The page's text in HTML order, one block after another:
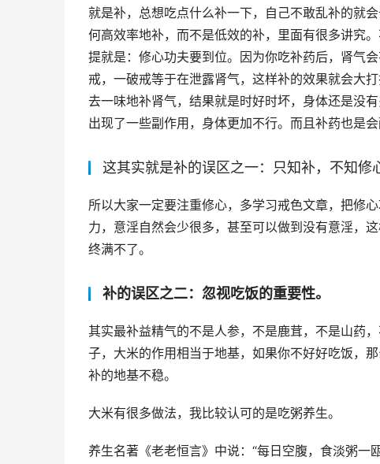
就是补，总想吃点什么补一下，自己不敢乱补的就
何高效率地补，而不是低效的补，里面有很多讲究
提就是：修心功夫要到位。因为你吃补药后，肾气
戒，一破戒等于在泄露肾气，这样补的效果就会大
去一味地补肾气，结果就是时好时坏，身体还是没
出现了一些副作用，身体更加不行。而且补药也是
这其实就是补的误区之一：只知补，不知修
所以大家一定要注重修心，多学习戒色文章，把修
力，意淫自然会少很多，甚至可以做到没有意淫，
终满不了。
补的误区之二：忽视吃饭的重要性。
其实最补益精气的不是人参，不是鹿茸，不是山药
子，大米的作用相当于地基，如果你不好好吃饭，
补的地基不稳。
大米有很多做法，我比较认可的是吃粥养生。
养生名著《老老恒言》中说：“每日空腹，食淡粥